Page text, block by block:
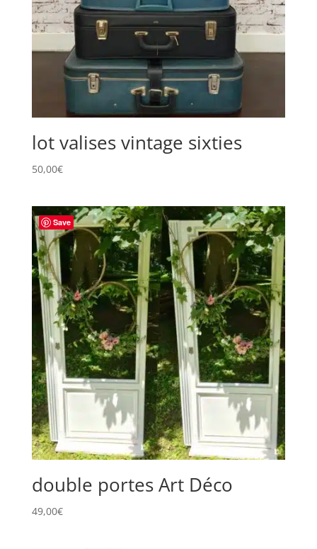
lot valises vintage sixties
50,00€
Save
double portes Art Déco
49,00€